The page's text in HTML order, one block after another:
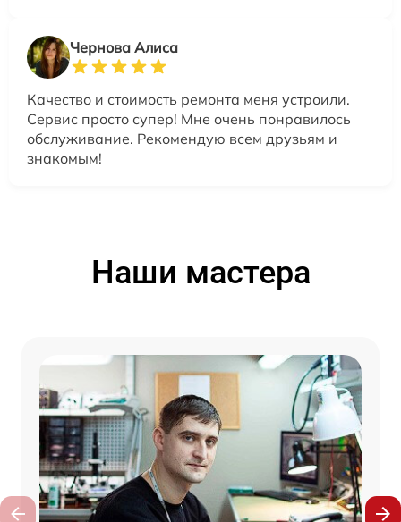
Чернова Алиса
Качество и стоимость ремонта меня устроили.
Сервис просто супер! Мне очень понравилось
обслуживание. Рекомендую всем друзьям и
знакомым!
Наши мастера